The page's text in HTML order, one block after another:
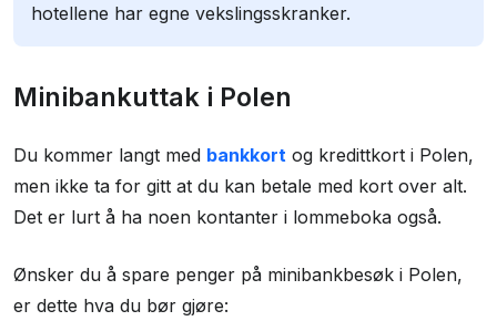
hotellene har egne vekslingsskranker.
Minibankuttak i Polen
Du kommer langt med bankkort og kredittkort i Polen,
men ikke ta for gitt at du kan betale med kort over alt.
Det er lurt å ha noen kontanter i lommeboka også.
Ønsker du å spare penger på minibankbesøk i Polen,
er dette hva du bør gjøre: